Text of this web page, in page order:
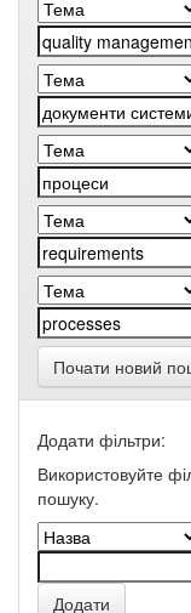
Почати новий
Додати фільтри:
Використовуйте
пошуку.